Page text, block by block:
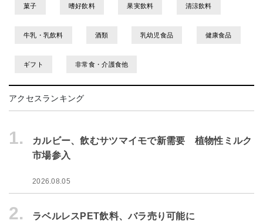
菓子 嗜好飲料 果実飲料 清涼飲料
牛乳・乳飲料 酒類 乳幼児食品 健康食品
ギフト 非常食・介護食他
アクセスランキング
1.
カルビー、飲むサツマイモで新需要 植物性ミルク
市場参入
2026.08.05
2. ラベルレスPET飲料、バラ売り可能に